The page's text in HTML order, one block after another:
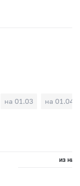
на 01.03 на 01.04
из них: